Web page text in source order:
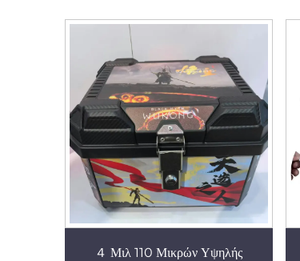
４ Μιλ 110 Μικρών Υψηλής